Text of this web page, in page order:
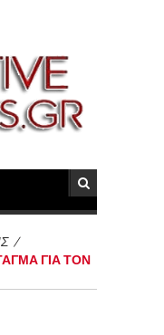
/
ΓΙΑ ΤΟΝ